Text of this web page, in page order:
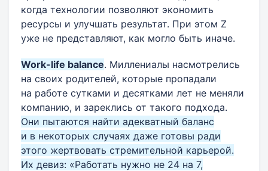
когда технологии позволяют экономить
ресурсы и улучшать результат. При этом Z
уже не представляют, как могло быть иначе.
Work-life balance. Миллениалы насмотрелись
на своих родителей, которые пропадали
на работе сутками и десятками лет не меняли
компанию, и зареклись от такого подхода.
Они пытаются найти адекватный баланс
и в некоторых случаях даже готовы ради
этого жертвовать стремительной карьерой.
Их девиз: «Работать нужно не 24 на 7,